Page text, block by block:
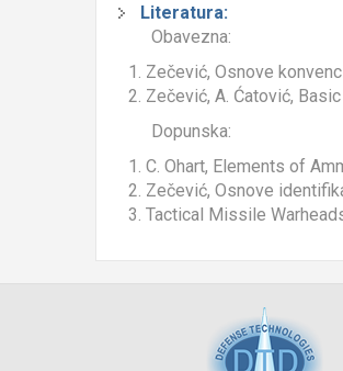
Literatura:
Obavezna:
Zečević, Osnove
Zečević, A. Ćatović,
Dopunska:
C. Ohart, Elements of
Zečević, Osnove
Tactical Missile